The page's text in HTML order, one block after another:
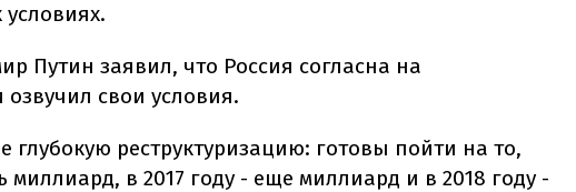
Путин заявил, что Россия согласна на
озвучил свои условия.
реструктуризацию: готовы пойти на то,
миллиард, в 2017 году - еще миллиард и в 2018 году -